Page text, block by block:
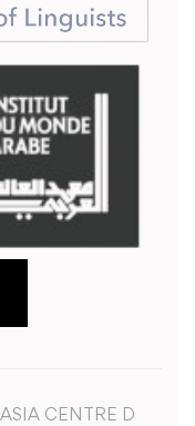
CENTRE D